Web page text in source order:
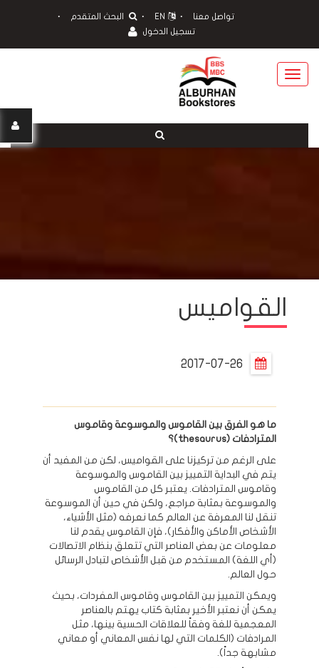
تواصل معنا EN
البحث المتقدم
تسجيل الدخول
Toggle
navigation
القواميس
2017-07-26
ما هو الفرق بين القاموس والموسوعة وقاموس
المترادفات (thesaurus)؟
على الرغم من تركيزنا على القواميس، لكن من المفيد أن
يتم في البداية التمييز بين القاموس والموسوعة
وقاموس المترادفات. يعتبر كل من القاموس
والموسوعة بمثابة مراجع، ولكن في حين أن الموسوعة
تنقل لنا المعرفة عن العالم كما نعرفه (مثل الأشياء،
الأشخاص الأماكن والأفكار)، فإن القاموس يقدم لنا
معلومات عن بعض العناصر التي تتعلق بنظام الاتصالات
(أي اللغة) المستخدم من قبل الأشخاص لتبادل الرسائل
حول العالم.
ويمكن التمييز بين القاموس وقاموس المفردات، بحيث
يمكن أن نعتبر الأخير بمثابة كتاب يهتم بالعناصر
المعجمية للغة وفقاً للعلاقات الحسية بينها، مثل
المرادفات (الكلمات التي لها نفس المعاني أو معاني
مشابهة جداً).